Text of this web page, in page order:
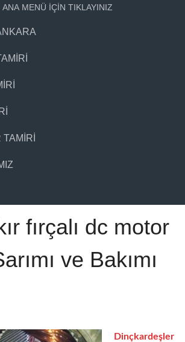
ANA MENÜ İÇİN TIKLAYINIZ
fırçalı dc motor
ve Bakımı
Dinçkardeşler